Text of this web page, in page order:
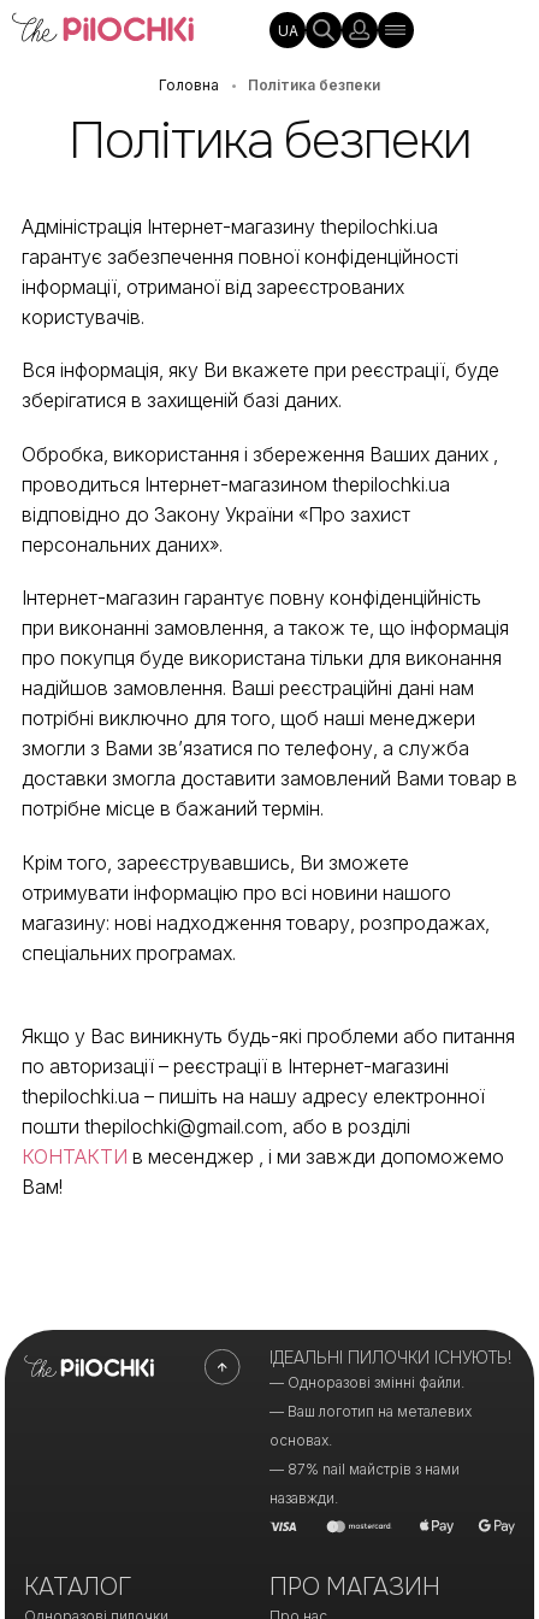
UA
Головна • Політика безпеки
Політика безпеки
Адміністрація Інтернет-магазину thepilochki.ua
гарантує забезпечення повної конфіденційності
інформації, отриманої від зареєстрованих
користувачів.
Вся інформація, яку Ви вкажете при реєстрації, буде
зберігатися в захищеній базі даних.
Обробка, використання і збереження Ваших даних ,
проводиться Інтернет-магазином thepilochki.ua
відповідно до Закону України «Про захист
персональних даних».
Інтернет-магазин гарантує повну конфіденційність
при виконанні замовлення, а також те, що інформація
про покупця буде використана тільки для виконання
надійшов замовлення. Ваші реєстраційні дані нам
потрібні виключно для того, щоб наші менеджери
змогли з Вами зв’язатися по телефону, а служба
доставки змогла доставити замовлений Вами товар в
потрібне місце в бажаний термін.
Крім того, зареєструвавшись, Ви зможете
отримувати інформацію про всі новини нашого
магазину: нові надходження товару, розпродажах,
спеціальних програмах.
Якщо у Вас виникнуть будь-які проблеми або питання
по авторизації – реєстрації в Інтернет-магазині
thepilochki.ua – пишіть на нашу адресу електронної
пошти thepilochki@gmail.com, або в розділі
КОНТАКТИ в месенджер , і ми завжди допоможемо
Вам!
ІДЕАЛЬНІ ПИЛОЧКИ ІСНУЮТЬ!
— Одноразові змінні файли.
— Ваш логотип на металевих
основах.
— 87% nail майстрів з нами
назавжди.
КАТАЛОГ ПРО МАГАЗИН